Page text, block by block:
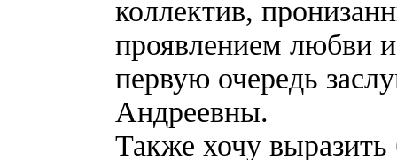
коллектив,
проявлением любви
первую очередь
Андреевны.
Также хочу выразить